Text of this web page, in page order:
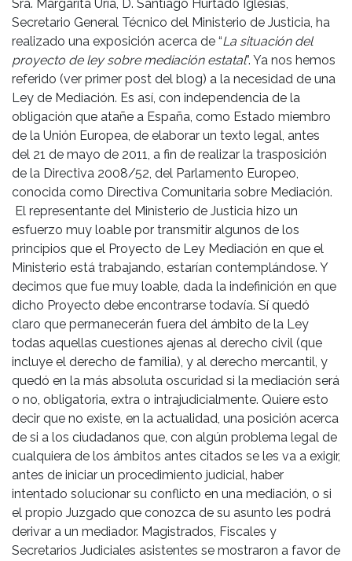
Sra. Margarita Uría, D. Santiago Hurtado Iglesias,
Secretario General Técnico del Ministerio de Justicia, ha
realizado una exposición acerca de “La situación del
proyecto de ley sobre mediación estatal”. Ya nos hemos
referido (ver primer post del blog) a la necesidad de una
Ley de Mediación. Es así, con independencia de la
obligación que atañe a España, como Estado miembro
de la Unión Europea, de elaborar un texto legal, antes
del 21 de mayo de 2011, a fin de realizar la trasposición
de la Directiva 2008/52, del Parlamento Europeo,
conocida como Directiva Comunitaria sobre Mediación.
El representante del Ministerio de Justicia hizo un
esfuerzo muy loable por transmitir algunos de los
principios que el Proyecto de Ley Mediación en que el
Ministerio está trabajando, estarían contemplándose. Y
decimos que fue muy loable, dada la indefinición en que
dicho Proyecto debe encontrarse todavía. Sí quedó
claro que permanecerán fuera del ámbito de la Ley
todas aquellas cuestiones ajenas al derecho civil (que
incluye el derecho de familia), y al derecho mercantil, y
quedó en la más absoluta oscuridad si la mediación será
o no, obligatoria, extra o intrajudicialmente. Quiere esto
decir que no existe, en la actualidad, una posición acerca
de si a los ciudadanos que, con algún problema legal de
cualquiera de los ámbitos antes citados se les va a exigir,
antes de iniciar un procedimiento judicial, haber
intentado solucionar su conflicto en una mediación, o si
el propio Juzgado que conozca de su asunto les podrá
derivar a un mediador. Magistrados, Fiscales y
Secretarios Judiciales asistentes se mostraron a favor de